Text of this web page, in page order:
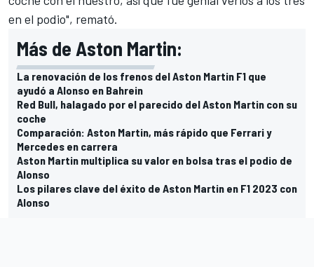
en el podio", remató.
Más de Aston Martin:
La renovación de los frenos del Aston Martin F1 que
ayudó a Alonso en Bahrein
Red Bull, halagado por el parecido del Aston Martin con su
coche
Comparación: Aston Martin, más rápido que Ferrari y
Mercedes en carrera
Aston Martin multiplica su valor en bolsa tras el podio de
Alonso
Los pilares clave del éxito de Aston Martin en F1 2023 con
Alonso